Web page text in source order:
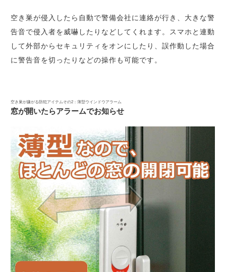
空き巣が侵入したら自動で警備会社に連絡が行き、大きな警
告音で侵入者を威嚇したりなどしてくれます。スマホと連動
して外部からセキュリティをオンにしたり、誤作動した場合
に警告音を切ったりなどの操作も可能です。
空き巣が嫌がる防犯アイテムその2：薄型ウインドウアラーム
窓が開いたらアラームでお知らせ